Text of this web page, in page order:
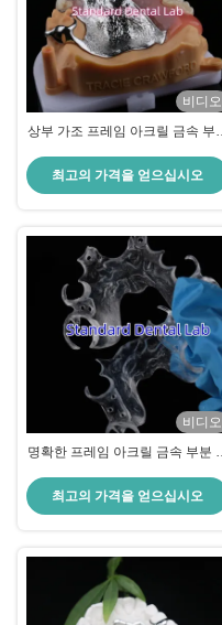
비디오
상부 가조 프레임 아크릴 금속 부분
최고의 가격을 얻으십시오
비디오
명확한 프레임 아크릴 금속 부분 치
구실
최고의 가격을 얻으십시오